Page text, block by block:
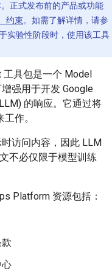
正式发布前的产品或功能
约束。如需了解详情，请参
实验性阶段时，使用该工具
工具包是一个 Model
强用于开发 Google
的响应。它通过将
作。
访问内容，因此 LLM
不必仅限于模型训练
Platform 资源包括：